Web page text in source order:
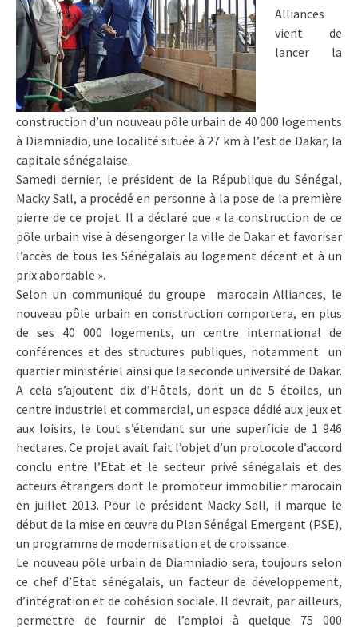
Alliances
vient de
lancer la
construction d’un nouveau pôle urbain de 40 000 logements
à Diamniadio, une localité située à 27 km à l’est de Dakar, la
capitale sénégalaise.
Samedi dernier, le président de la République du Sénégal,
Macky Sall, a procédé en personne à la pose de la première
pierre de ce projet. Il a déclaré que « la construction de ce
pôle urbain vise à désengorger la ville de Dakar et favoriser
l’accès de tous les Sénégalais au logement décent et à un
prix abordable ».
Selon un communiqué du groupe marocain Alliances, le
nouveau pôle urbain en construction comportera, en plus
de ses 40 000 logements, un centre international de
conférences et des structures publiques, notamment un
quartier ministériel ainsi que la seconde université de Dakar.
A cela s’ajoutent dix d’Hôtels, dont un de 5 étoiles, un
centre industriel et commercial, un espace dédié aux jeux et
aux loisirs, le tout s’étendant sur une superficie de 1 946
hectares. Ce projet avait fait l’objet d’un protocole d’accord
conclu entre l’Etat et le secteur privé sénégalais et des
acteurs étrangers dont le promoteur immobilier marocain
en juillet 2013. Pour le président Macky Sall, il marque le
début de la mise en œuvre du Plan Sénégal Emergent (PSE),
un programme de modernisation et de croissance.
Le nouveau pôle urbain de Diamniadio sera, toujours selon
ce chef d’Etat sénégalais, un facteur de développement,
d’intégration et de cohésion sociale. Il devrait, par ailleurs,
permettre de fournir de l’emploi à quelque 75 000